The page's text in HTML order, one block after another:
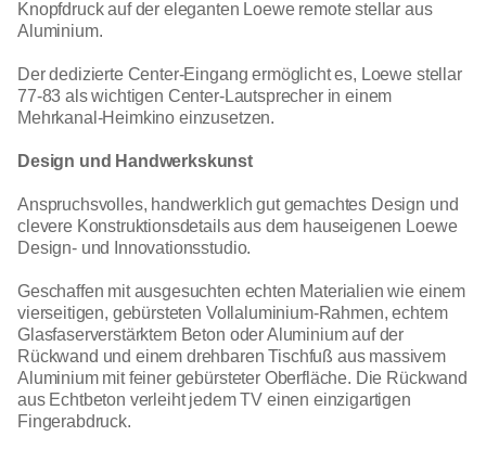
Knopfdruck auf der eleganten Loewe remote stellar aus
Aluminium.
Der dedizierte Center-Eingang ermöglicht es, Loewe stellar
77-83 als wichtigen Center-Lautsprecher in einem
Mehrkanal-Heimkino einzusetzen.
Design und Handwerkskunst
Anspruchsvolles, handwerklich gut gemachtes Design und
clevere Konstruktionsdetails aus dem hauseigenen Loewe
Design- und Innovationsstudio.
Geschaffen mit ausgesuchten echten Materialien wie einem
vierseitigen, gebürsteten Vollaluminium-Rahmen, echtem
Glasfaserverstärktem Beton oder Aluminium auf der
Rückwand und einem drehbaren Tischfuß aus massivem
Aluminium mit feiner gebürsteter Oberfläche. Die Rückwand
aus Echtbeton verleiht jedem TV einen einzigartigen
Fingerabdruck.